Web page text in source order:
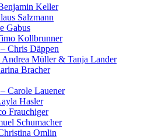
Keller
Salzmann
Gabus
Kollbrunner
Chris Däppen
Andrea Müller & Tanja Lander
Bracher
Carole Lauener
Hasler
Frauchiger
Schumacher
Omlin